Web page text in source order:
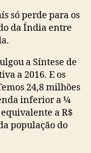
só perde para os
da Índia entre
a Síntese de
a 2016. E os
24,8 milhões
inferior a ¼
a R$
população do